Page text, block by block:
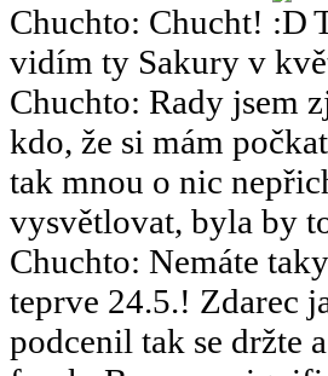
Chuchto: Chucht!
vidím ty Sakury v
Chuchto: Rady jsem
kdo, že si mám
tak mnou o nic
vysvětlovat, byla by
Chuchto: Nemáte
teprve 24.5.! Zdarec
podcenil tak se držte